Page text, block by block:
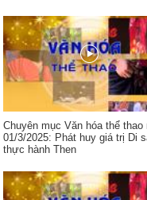
Chuyên mục Văn hóa thể thao
01/3/2025: Phát huy giá trị Di
thực hành Then